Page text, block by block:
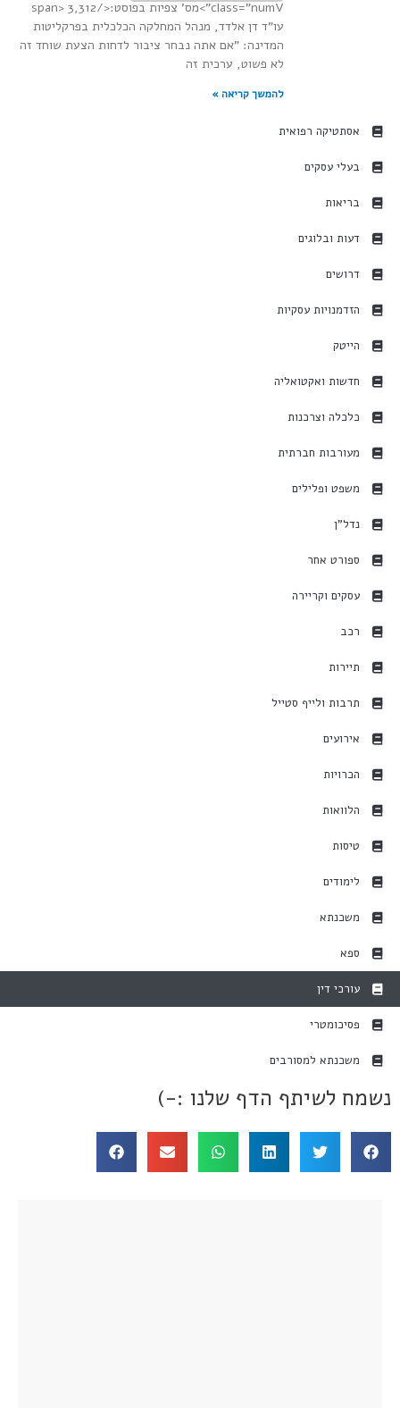
אסתטיקה רפואית
בעלי עסקים
בריאות
דעות ובלוגים
דרושים
הזדמנויות עסקיות
הייטק
חדשות ואקטואליה
כלכלה וצרכנות
מעורבות חברתית
משפט ופלילים
נדל"ן
ספורט אחר
עסקים וקריירה
רכב
תיירות
תרבות ולייף סטייל
אירועים
הכרויות
הלוואות
טיסות
לימודים
משכנתא
ספא
עורכי דין
פסיכומטרי
משכנתא למסורבים
class="numV">מס' צפיות בפוסט:</span> 3,312
עו"ד דן אלדד, מנהל המחלקה הכלכלית בפרקליטות
המדינה: "אם אתה נבחר ציבור לדחות הצעת שוחד זה
לא פשוט, ערכית זה
להמשך קריאה »
נשמח לשיתף הדף שלנו :-)